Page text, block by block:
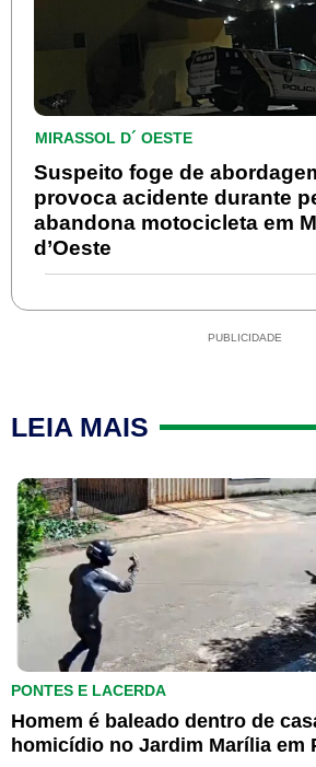
MIRASSOL D´ OESTE
Suspeito foge de
provoca acidente durante
abandona motocicleta em
d’Oeste
PUBLICIDADE
LEIA MAIS
PONTES E LACERDA
Homem é baleado dentro de
homicídio no Jardim Marília em